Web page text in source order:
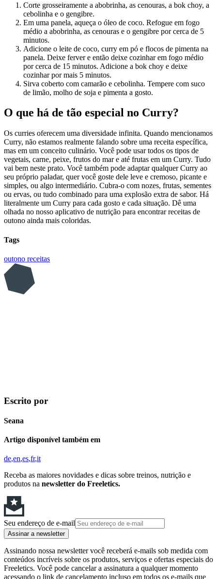
Corte grosseiramente a abobrinha, as cenouras, a bok choy, a
cebolinha e o gengibre.
Em uma panela, aqueça o óleo de coco. Refogue em fogo
médio a abobrinha, as cenouras e o gengibre por cerca de 5
minutos.
Adicione o leite de coco, curry em pó e flocos de pimenta na
panela. Deixe ferver e então deixe cozinhar em fogo médio
por cerca de 15 minutos. Adicione a bok choy e deixe
cozinhar por mais 5 minutos.
Sirva coberto com camarão e cebolinha. Tempere com suco
de limão, molho de soja e pimenta a gosto.
O que há de tão especial no Curry?
Os curries oferecem uma diversidade infinita. Quando mencionamos
Curry, não estamos realmente falando sobre uma receita específica,
mas em um conceito culinário. Você pode usar todos os tipos de
vegetais, carne, peixe, frutos do mar e até frutas em um Curry. Tudo
vai bem neste prato. Você também pode adaptar qualquer Curry ao
seu próprio paladar, quer você goste dele leve e cremoso, picante e
simples, ou algo intermediário. Cubra-o com nozes, frutas, sementes
ou ervas, ou tudo combinado para uma explosão extra de sabor. Há
literalmente um Curry para cada gosto e cada situação. Dê uma
olhada no nosso aplicativo de nutrição para encontrar receitas de
outono ainda mais coloridas.
Tags
outono receitas
Escrito por
Seana
Artigo disponível também em
de en es fr it
Receba as maiores novidades e dicas sobre treinos, nutrição e
produtos na newsletter do Freeletics.
Seu endereço de e-mail
Assinar a newsletter
Assinando nossa newsletter você receberá e-mails sob medida com
conteúdos incríveis sobre os produtos, serviços e ofertas especiais do
Freeletics. Você pode cancelar a assinatura a qualquer momento
acessando o link de cancelamento incluso em todos os e-mails que